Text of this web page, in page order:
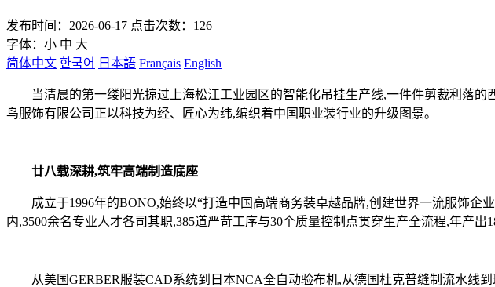
发布时间：2026-06-17 点击次数：126
字体： 小 中 大
简体中文 한국어 日本語 Français English
当清晨的第一缕阳光掠过上海松江工业园区的智能化吊挂生产线,一件件剪裁利落的
鸟服饰有限公司正以科技为经、匠心为纬,编织着中国职业装行业的升级图景。
廿八载深耕,筑牢高端制造底座
成立于1996年的BONO,始终以“打造中国高端商务装卓越品牌,创建世界一流服饰企
内,3500余名专业人才各司其职,385道严苛工序与30个质量控制点贯穿生产全流程,年产
从美国GERBER服装CAD系统到日本NCA全自动验布机,从德国杜克普缝制流水线到